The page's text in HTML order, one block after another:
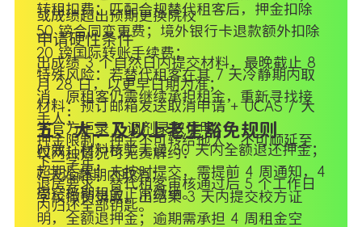
转租扣费：匹配合规替代租客后，押金扣除
50 镑合同变更费；境外银行卡退款额外扣除
20 镑国际转账手续费；
特殊风险：若替代租客在其 7 天冷静期内取
消，原租客仍需继续承担租金，重新寻找接
手人；
押金限制：押金不可转给他人、不可顺延至
下一学年；
退房要求：替代租客审核通过后 5 个工作日
内归还全部钥匙。
或成绩超出预期更换院校
申请硬性条件
出成绩 3 个自然日内提交材料，最晚截止 8
月 28 日，以更早日期为准；
材料：预订邮箱发送取消申请 + UCAS / 大
学官方拒录 / 调剂录取证明；
时效：材料核验无误 30 天内全额退还押金；
超期后果：未按时提交，需提前 4 周通知，4
周空档期租金正常缴纳。
五、大二及以上老生豁免规则
仅两种情况可无责解约：
7 天冷静期内取消；
学校撤销录取，出结果 3 天内提交校方证
明，全额退押金；逾期需承担 4 周租金空